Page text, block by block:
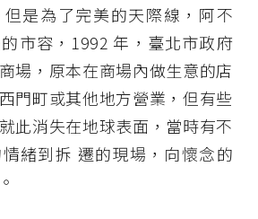
是為了完美的天際線，阿不
市容，1992 年，臺北市政府
場，原本在商場內做生意的店
門町或其他地方營業，但有些
此消失在地球表面，當時有不
緒到拆 遷的現場，向懷念的